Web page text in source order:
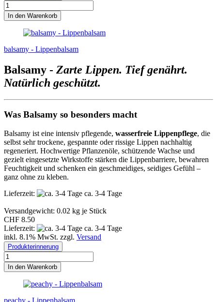
In den Warenkorb
balsamy - Lippenbalsam
Balsamy - Zarte Lippen. Tief genährt.
Natürlich geschützt.
Was Balsamy so besonders macht
Balsamy ist eine intensiv pflegende, wasserfreie Lippenpflege, die
selbst sehr trockene, gespannte oder rissige Lippen nachhaltig
regeneriert. Hochwertige Pflanzenöle, schützende Wachse und
gezielt eingesetzte Wirkstoffe stärken die Lippenbarriere, bewahren
Feuchtigkeit und schenken ein geschmeidiges, seidiges Gefühl –
ganz ohne zu kleben.
Lieferzeit:
ca. 3-4 Tage
Versandgewicht: 0.02 kg je Stück
CHF 8.50
Lieferzeit:
ca. 3-4 Tage
inkl. 8.1% MwSt. zzgl. Versand
Produkterinnerung
In den Warenkorb
peachy - Lippenbalsam